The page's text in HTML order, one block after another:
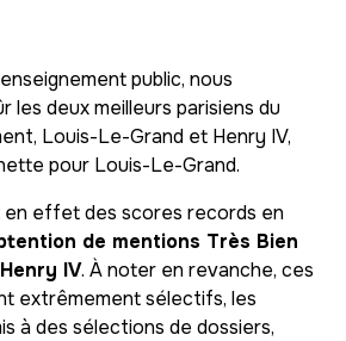
public, nous
les deux meilleurs parisiens du
Louis-Le-Grand et Henry IV,
pour Louis-Le-Grand.
effet des scores records en
de mentions Très Bien
IV. À noter en revanche, ces
extrêmement sélectifs, les
à des sélections de dossiers,